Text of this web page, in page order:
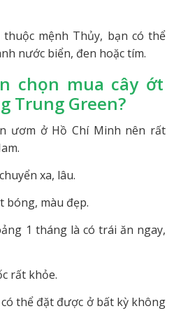
mệnh Thủy, bạn có thể
nước biển, đen hoặc tím.
chọn mua cây ớt
Trung Green?
ươm ở Hồ Chí Minh nên rất
xa, lâu.
bóng, màu đẹp.
1 tháng là có trái ăn ngay,
rất khỏe.
thể đặt được ở bất kỳ không